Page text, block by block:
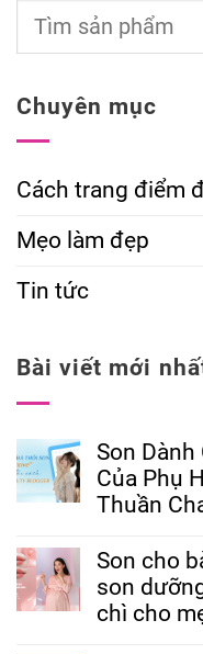
Chuyên mục
Cách trang điểm
Mẹo làm đẹp
Tin tức
Bài viết mới
Son
Của Phụ
Thuần
Son cho
son
chì cho